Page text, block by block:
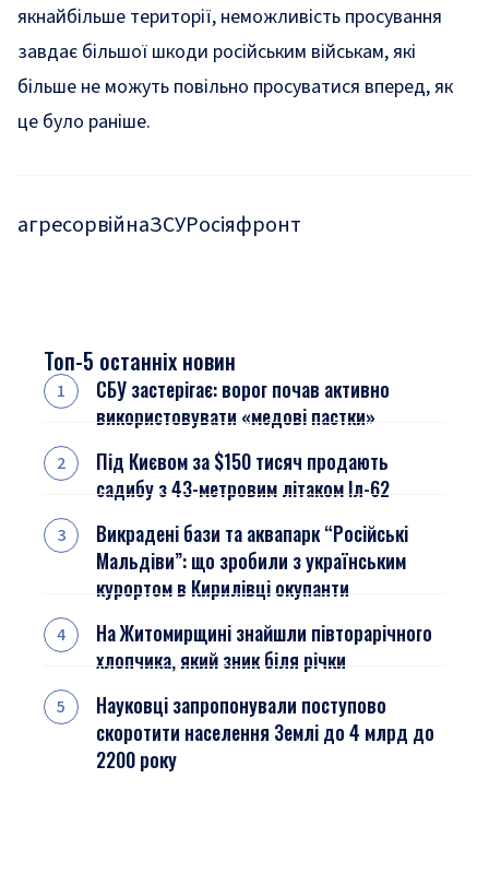
якнайбільше території, неможливість просування
завдає більшої шкоди російським військам, які
більше не можуть повільно просуватися вперед, як
це було раніше.
агресорвійнаЗСУРосіяфронт
Топ-5 останніх новин
СБУ застерігає: ворог почав активно
використовувати «медові пастки»
Під Києвом за $150 тисяч продають
садибу з 43-метровим літаком Іл-62
Викрадені бази та аквапарк “Російські
Мальдіви”: що зробили з українським
курортом в Кирилівці окупанти
На Житомирщині знайшли півторарічного
хлопчика, який зник біля річки
Науковці запропонували поступово
скоротити населення Землі до 4 млрд до
2200 року